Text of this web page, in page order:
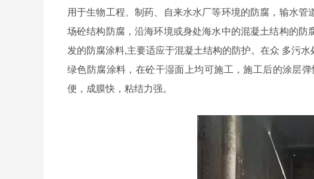
用于生物工程、制药、自来水水厂等环境的防腐，输水
场砼结构防腐，沿海环境或身处海水中的混凝土结构的
发的防腐涂料,主要适应于混凝土结构的防护。在众 多污
绿色防腐涂料，在砼干湿面上均可施工，施工后的涂层
便，成膜快，粘结力强。